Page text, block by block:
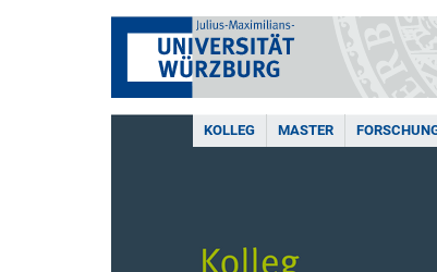
KOLLEG MASTER